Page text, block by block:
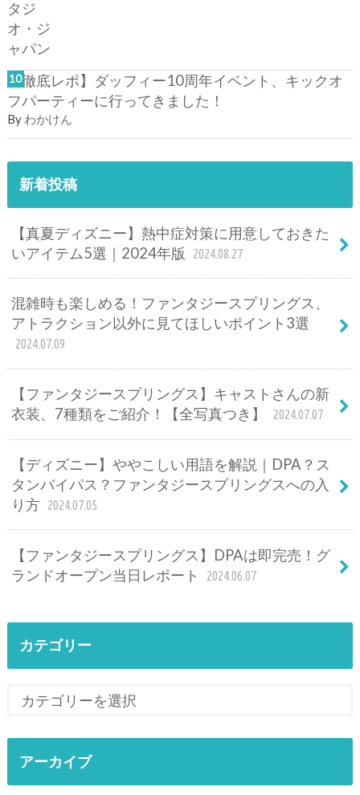
【徹底レポ】ダッフィー10周年イベント、キックオ
フパーティーに行ってきました！
By わかけん
新着投稿
【真夏ディズニー】熱中症対策に用意しておきた
いアイテム5選｜2024年版
2024.08.27
混雑時も楽しめる！ファンタジースプリングス、
アトラクション以外に見てほしいポイント3選
2024.07.09
【ファンタジースプリングス】キャストさんの新
衣装、7種類をご紹介！【全写真つき】
2024.07.07
【ディズニー】ややこしい用語を解説｜DPA？ス
タンバイパス？ファンタジースプリングスへの入
り方 2024.07.05
【ファンタジースプリングス】DPAは即完売！グ
ランドオープン当日レポート
2024.06.07
カテゴリー
アーカイブ